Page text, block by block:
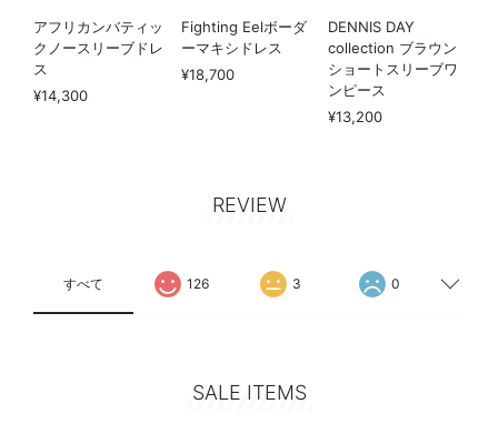
アフリカンバティッ
クノースリーブドレ
ス
¥14,300
Fighting Eelボーダ
ーマキシドレス
¥18,700
DENNIS DAY
collection ブラウン
ショートスリーブワ
ンピース
¥13,200
REVIEW
すべて 126 3 0
SALE ITEMS